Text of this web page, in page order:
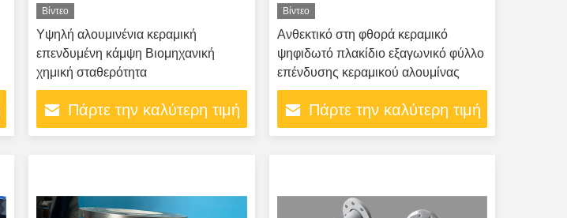
Βίντεο
Υψηλή αλουμινένια κεραμική
επενδυμένη κάμψη Βιομηχανική
χημική σταθερότητα
Πάρτε την καλύτερη τιμή
Βίντεο
Ανθεκτικό στη φθορά κεραμικό
ψηφιδωτό πλακίδιο εξαγωνικό φύλλο
επένδυσης κεραμικού αλουμίνας
Πάρτε την καλύτερη τιμή